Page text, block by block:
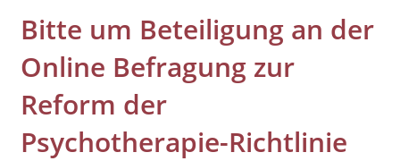
Bitte um Beteiligung an der
Online Befragung zur
Reform der
Psychotherapie-Richtlinie